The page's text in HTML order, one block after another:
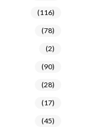
(116)
(78)
(2)
(90)
(28)
(17)
(45)